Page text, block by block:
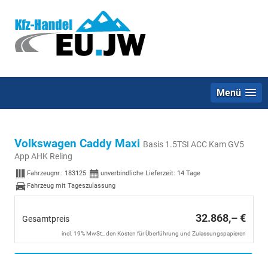
Menü
Volkswagen Caddy Maxi Basis 1.5TSI ACC Kam GV5
App AHK Reling
Fahrzeugnr.: 183125 unverbindliche Lieferzeit: 14 Tage
Fahrzeug mit Tageszulassung
Gesamtpreis 32.868,– €
incl. 19% MwSt., den Kosten für Überführung und Zulassungspapieren